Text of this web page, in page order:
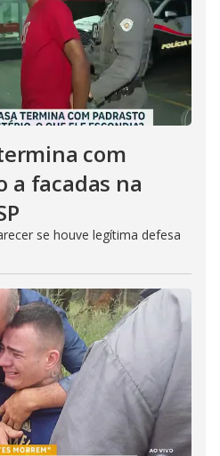
com
a facadas na
se houve legítima defesa